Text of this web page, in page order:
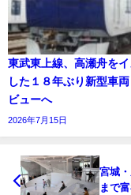
東武東上線、高瀬舟を
した１８年ぶり新型車
ビューへ
2026年7月15日
宮城
まで